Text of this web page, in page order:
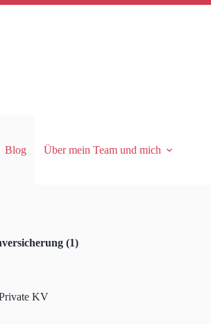
Blog Über mein Team und mich
(1)
KV